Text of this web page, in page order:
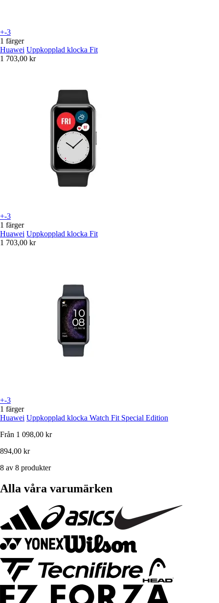
+-3
1 färger
Huawei Uppkopplad klocka Fit
1 703,00 kr
+-3
1 färger
Huawei Uppkopplad klocka Fit
1 703,00 kr
+-3
1 färger
Huawei Uppkopplad klocka Watch Fit Special Edition
Från 1 098,00 kr
894,00 kr
8 av 8 produkter
Alla våra varumärken